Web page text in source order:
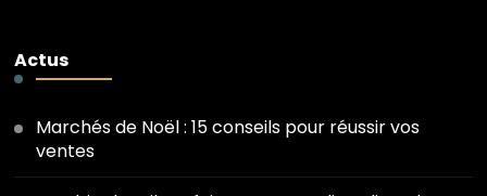
Actus
Marchés de Noël : 15 conseils pour réussir vos
ventes